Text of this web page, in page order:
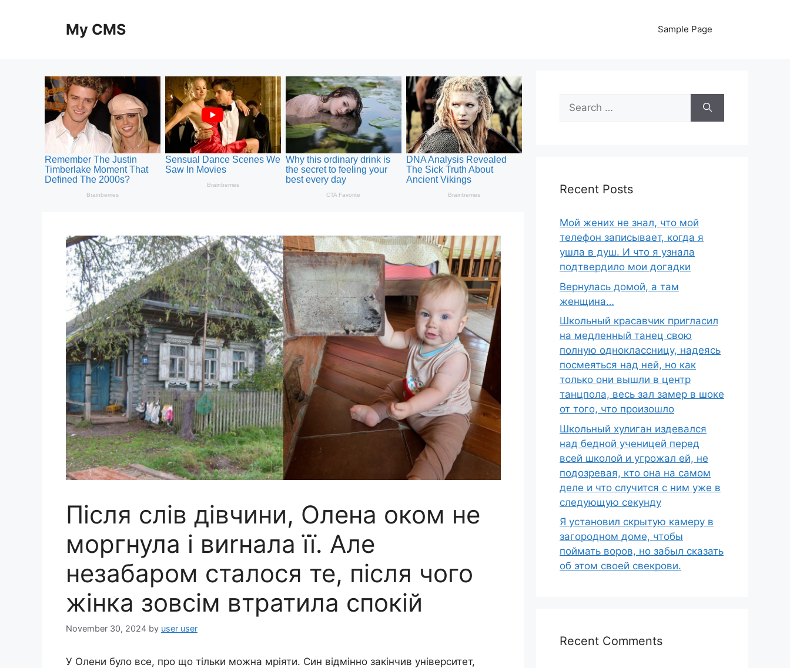
My CMS Sample Page
Після слів дівчини, Олена оком не
моргнула і виrнала її. Але
незабаром сталося те, після чого
жінка зовсім втратила спокій
November 30, 2024 by user user
У Олени було все, про що тільки можна мріяти. Син відмінно закінчив університет,
Search
for:
Recent Posts
Мой жених не знал, что мой
телефон записывает, когда я
ушла в душ. И что я узнала
подтвердило мои догадки
Вернулась домой, а там
женщина…
Школьный красавчик пригласил
на медленный танец свою
полную одноклассницу, надеясь
посмеяться над ней, но как
только они вышли в центр
танцпола, весь зал замер в шоке
от того, что произошло
Школьный хулиган издевался
над бедной ученицей перед
всей школой и угрожал ей, не
подозревая, кто она на самом
деле и что случится с ним уже в
следующую секунду
Я установил скрытую камеру в
загородном доме, чтобы
поймать воров, но забыл сказать
об этом своей свекрови.
Recent Comments